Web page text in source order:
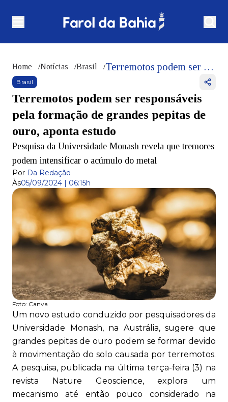
Home /Notícias /Brasil / Terremotos podem ser responsáveis pela formação de grandes pepitas de ouro, aponta estudo
Brasil
Terremotos podem ser responsáveis
pela formação de grandes pepitas de
ouro, aponta estudo
Pesquisa da Universidade Monash revela que tremores
podem intensificar o acúmulo do metal
Por Da Redação
Às05/09/2024 | 06:15h
Foto: Canva
Um novo estudo conduzido por pesquisadores da
Universidade Monash, na Austrália, sugere que
grandes pepitas de ouro podem se formar devido
à movimentação do solo causada por terremotos.
A pesquisa, publicada na última terça-feira (3) na
revista Nature Geoscience, explora um
mecanismo até então pouco considerado na